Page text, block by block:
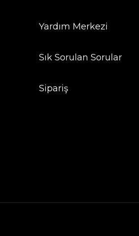
Yardım Merkezi
Sık Sorulan Sorular
Sipariş